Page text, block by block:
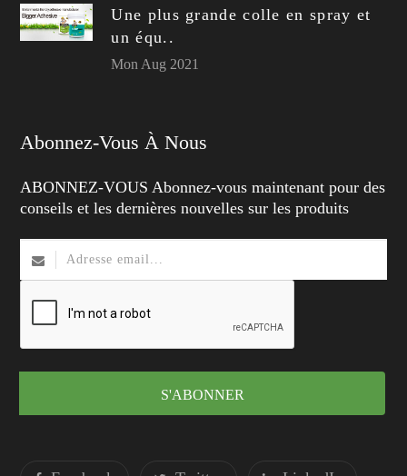
Une plus grande colle en spray et
un équ..
Mon Aug 2021
Abonnez-Vous À Nous
ABONNEZ-VOUS Abonnez-vous maintenant pour des
conseils et les dernières nouvelles sur les produits
S'ABONNER